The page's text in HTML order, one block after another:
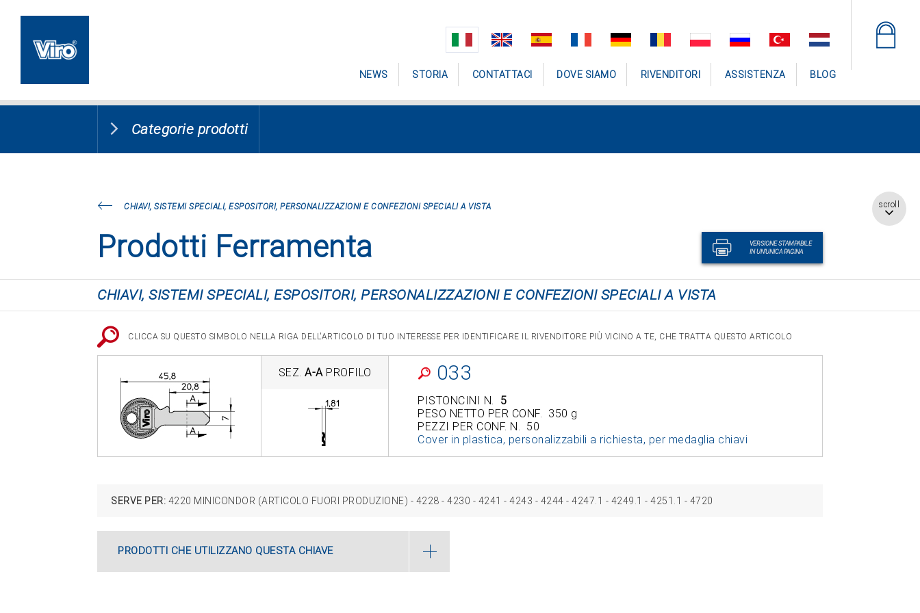
scroll
NEWS STORIA CONTATTACI DOVE SIAMO RIVENDITORI ASSISTENZA BLOG
Categorie prodotti
CHIAVI, SISTEMI SPECIALI, ESPOSITORI, PERSONALIZZAZIONI E CONFEZIONI SPECIALI A VISTA
Prodotti Ferramenta
VERSIONE STAMPABILE
IN UN'UNICA PAGINA
CHIAVI, SISTEMI SPECIALI, ESPOSITORI, PERSONALIZZAZIONI E CONFEZIONI SPECIALI A VISTA
CLICCA SU QUESTO SIMBOLO NELLA RIGA DELL'ARTICOLO DI TUO INTERESSE PER IDENTIFICARE IL RIVENDITORE PIÙ VICINO A TE, CHE TRATTA QUESTO ARTICOLO
SEZ. A-APROFILO 033
PISTONCINI N. 5
PESO NETTO PER CONF. 350 g
PEZZI PER CONF. N. 50
Cover in plastica, personalizzabili a richiesta, per medaglia chiavi
SERVE PER: 4220 MINICONDOR (ARTICOLO FUORI PRODUZIONE) ‑ 4228 ‑ 4230 ‑ 4241 ‑ 4243 ‑ 4244 ‑ 4247.1 ‑ 4249.1 ‑ 4251.1 ‑ 4720
PRODOTTI CHE UTILIZZANO QUESTA CHIAVE